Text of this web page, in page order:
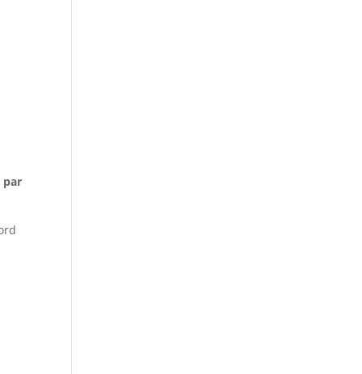
par